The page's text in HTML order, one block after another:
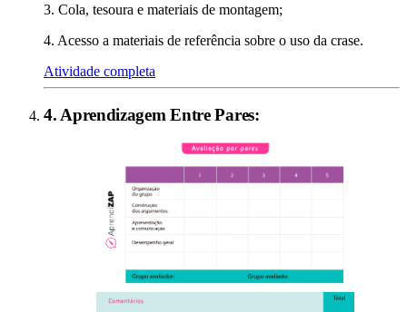
3. Cola, tesoura e materiais de montagem;
4. Acesso a materiais de referência sobre o uso da crase.
Atividade completa
4.Aprendizagem Entre Pares: